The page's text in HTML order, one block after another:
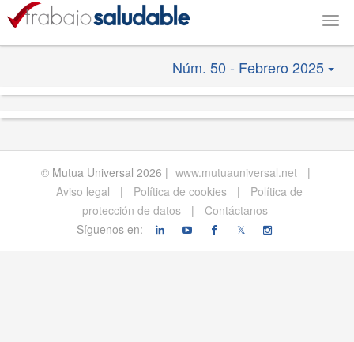
Núm. 50 - Febrero 2025
© Mutua Universal 2026 | www.mutuauniversal.net
|
Aviso legal
| Política de cookies |
Política de
protección de datos
|
Contáctanos
Síguenos en:
𝕏